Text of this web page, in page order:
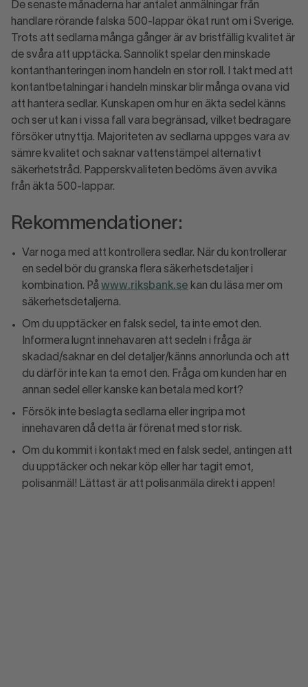
De senaste månaderna har antalet anmälningar från
handlare rörande falska 500-lappar ökat runt om i Sverige.
Trots att sedlarna många gånger är av bristfällig kvalitet är
de svåra att upptäcka. Sannolikt spelar den minskade
kontanthanteringen inom handeln en stor roll. I takt med att
kontantbetalningar i handeln minskar blir många ovana vid
att hantera sedlar. Kunskapen om hur en äkta sedel känns
och ser ut kan i vissa fall vara begränsad, vilket bedragare
försöker utnyttja. Majoriteten av sedlarna uppges vara av
sämre kvalitet och saknar vattenstämpel alternativt
säkerhetstråd. Papperskvaliteten bedöms även avvika
från äkta 500-lappar.
Rekommendationer:
Var noga med att kontrollera sedlar. När du kontrollerar
en sedel bör du granska flera säkerhetsdetaljer i
kombination. På www.riksbank.se kan du läsa mer om
säkerhetsdetaljerna.
Om du upptäcker en falsk sedel, ta inte emot den.
Informera lugnt innehavaren att sedeln i fråga är
skadad/saknar en del detaljer/känns annorlunda och att
du därför inte kan ta emot den. Fråga om kunden har en
annan sedel eller kanske kan betala med kort?
Försök inte beslagta sedlarna eller ingripa mot
innehavaren då detta är förenat med stor risk.
Om du kommit i kontakt med en falsk sedel, antingen att
du upptäcker och nekar köp eller har tagit emot,
polisanmäl! Lättast är att polisanmäla direkt i appen!